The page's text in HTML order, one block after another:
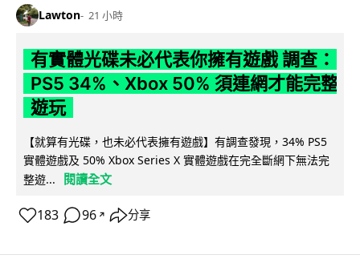
Lawton 21 小時
有實體光碟未必代表你擁有遊戲 調查：
PS5 34%、Xbox 50% 須連網才能完整
遊玩
【就算有光碟，也未必代表擁有遊戲】有調查發現，34% PS5
實體遊戲及 50% Xbox Series X 實體遊戲在完全斷網下無法完
整遊...
閱讀全文
183 96 ↗ 分享